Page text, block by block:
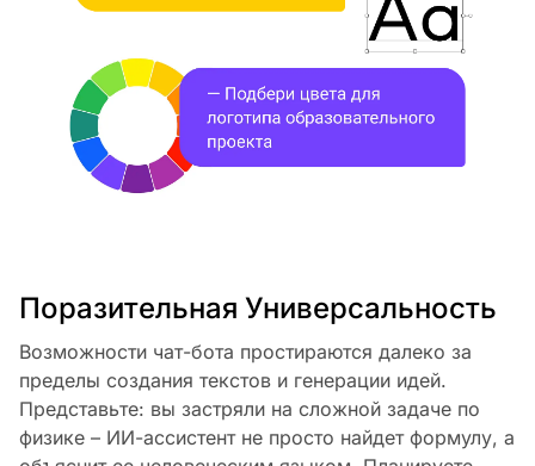
Поразительная Универсальность
Возможности чат-бота простираются далеко за
пределы создания текстов и генерации идей.
Представьте: вы застряли на сложной задаче по
физике – ИИ-ассистент не просто найдет формулу, а